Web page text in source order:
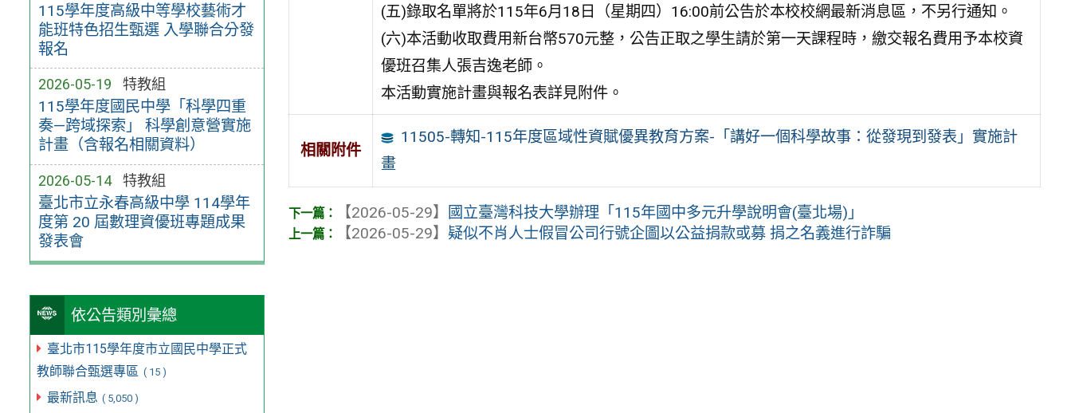
115學年度高級中等學校藝術才
能班特色招生甄選 入學聯合分發
報名
2026-05-19 特教組
115學年度國民中學「科學四重
奏—跨域探索」 科學創意營實施
計畫（含報名相關資料）
2026-05-14 特教組
臺北市立永春高級中學 114學年
度第 20 屆數理資優班專題成果
發表會
依公告類別彙總
臺北市115學年度市立國民中學正式
教師聯合甄選專區 ( 15 )
最新訊息 ( 5,050 )
(五)錄取名單將於115年6月18日（星期四）16:00前公告於本校校網最新消息區，不另行通知。
(六)本活動收取費用新台幣570元整，公告正取之學生請於第一天課程時，繳交報名費用予本校資
優班召集人張吉逸老師。
本活動實施計畫與報名表詳見附件。
相關附件
11505-轉知-115年度區域性資賦優異教育方案-「講好一個科學故事：從發現到發表」實施計
畫
【2026-05-29】
國立臺灣科技大學辦理「115年國中多元升學說明會(臺北場)」
【2026-05-29】疑似不肖人士假冒公司行號企圖以公益捐款或募 捐之名義進行詐騙